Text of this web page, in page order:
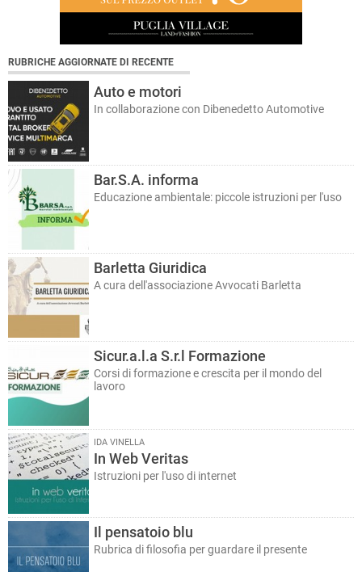
RUBRICHE AGGIORNATE DI RECENTE
Auto e motori
In collaborazione con Dibenedetto Automotive
Bar.S.A. informa
Educazione ambientale: piccole istruzioni per l'uso
Barletta Giuridica
A cura dell'associazione Avvocati Barletta
Sicur.a.l.a S.r.l Formazione
Corsi di formazione e crescita per il mondo del
lavoro
IDA VINELLA
In Web Veritas
Istruzioni per l'uso di internet
Il pensatoio blu
Rubrica di filosofia per guardare il presente